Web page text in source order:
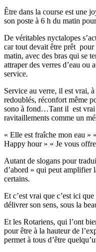
Être dans la course est une
son poste à 6 h du matin
De véritables nyctalopes
car tout devait être prêt
matin, avec des bras qui se
attraper des verres d’eau ou
service.
Service au verre, il est vrai,
redoublés, réconfort même
sono à fond…Tant il est vrai
ravitaillements comme un
« Elle est fraîche mon eau »
Happy hour » « Je vous
Autant de slogans pour
d’abord » qui peut
certains.
Et c’est vrai que c’est ici
délivrer son sens, sous la
Et les Rotariens, qui l’ont
pour être à la hauteur de
permet à tous d’être